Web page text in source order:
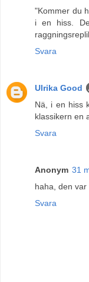
"Kommer du
i en hiss.
Svara
Ulrika Good
Nä, i en hiss
klassikern en
Svara
Anonym 31
haha, den
Svara